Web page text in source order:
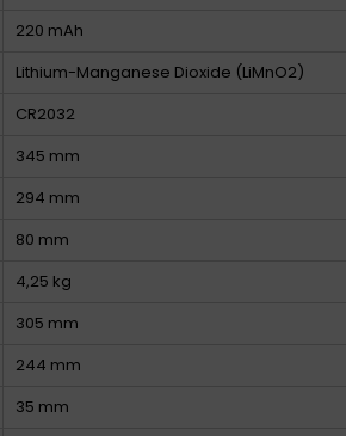
220 mAh
Lithium-Manganese Dioxide (LiMnO2)
CR2032
345 mm
294 mm
80 mm
4,25 kg
305 mm
244 mm
35 mm